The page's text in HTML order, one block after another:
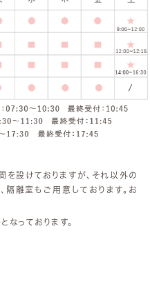
設けておりますが、それ以外の
隔離室もご用意しております。お
っております。